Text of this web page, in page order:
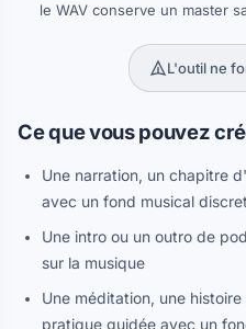
le WAV conserve un master
L'outil ne
Ce que vous pouvez
Une narration, un chapitre
avec un fond musical discret
Une intro ou un outro de
sur la musique
Une méditation, une
pratique guidée avec un